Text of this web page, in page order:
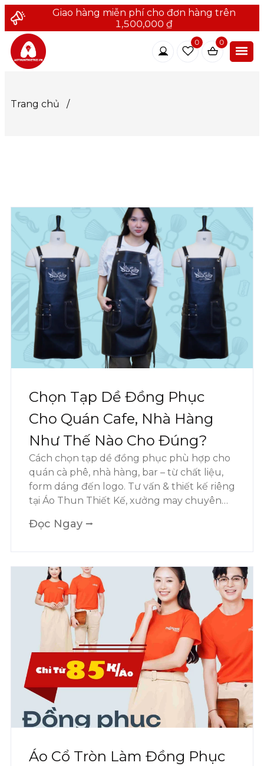
Giao hàng miễn phí cho đơn hàng trên
1,500,000 ₫
0 0
Trang chủ /
Chọn Tạp Dề Đồng Phục
Cho Quán Cafe, Nhà Hàng
Như Thế Nào Cho Đúng?
Cách chọn tạp dề đồng phục phù hợp cho
quán cà phê, nhà hàng, bar – từ chất liệu,
form dáng đến logo. Tư vấn & thiết kế riêng
tại Áo Thun Thiết Kế, xưởng may chuyên
Đọc Ngay ⭢
Áo Cổ Tròn Làm Đồng Phục